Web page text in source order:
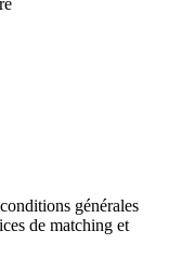
conditions générales
de matching et